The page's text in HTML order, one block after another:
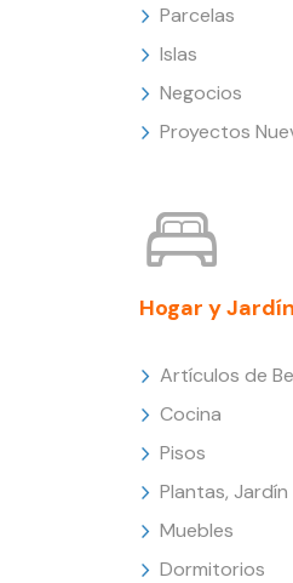
Parcelas
Islas
Negocios
Proyectos
Hogar y Jardín
Artículos de
Cocina
Pisos
Plantas, Jardín
Muebles
Dormitorios